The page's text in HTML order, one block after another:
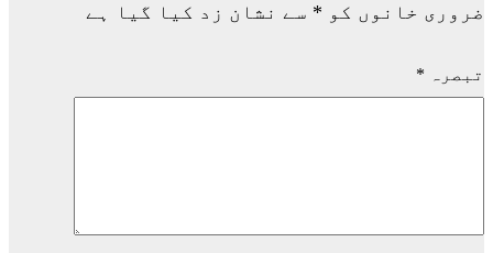
ضروری خانوں کو * سے نشان زد کیا گیا ہے
تبصرہ *